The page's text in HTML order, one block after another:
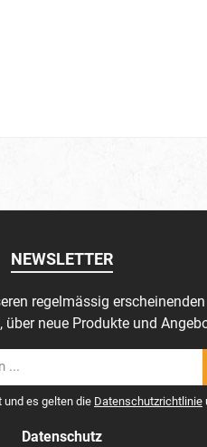
NEWSLETTER
regelmässig
über neue Produkte und
und es gelten die Datenschutzrichtlinie
Datenschutz